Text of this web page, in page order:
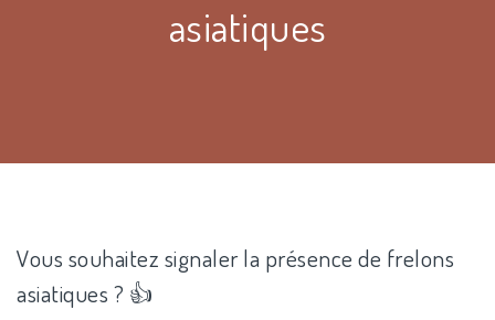
asiatiques
Vous souhaitez signaler la présence de frelons
asiatiques ? 👍